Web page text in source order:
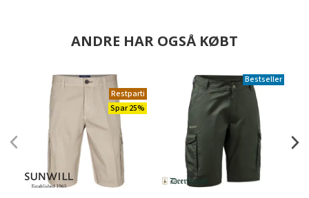
ANDRE HAR OGSÅ KØBT
Restparti
Spar 25%
Bestseller